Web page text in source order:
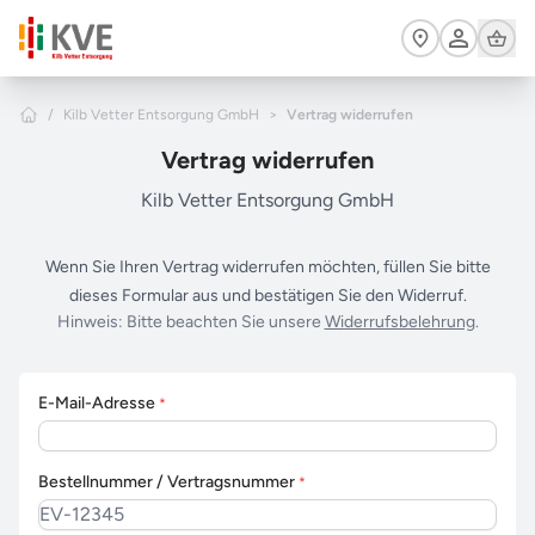
Zum Hauptinhalt springen
Home
Cart
/ Kilb Vetter Entsorgung GmbH > Vertrag widerrufen
Vertrag widerrufen
Kilb Vetter Entsorgung GmbH
Wenn Sie Ihren Vertrag widerrufen möchten, füllen Sie bitte
dieses Formular aus und bestätigen Sie den Widerruf.
Hinweis: Bitte beachten Sie unsere Widerrufsbelehrung.
E-Mail-Adresse *
Bestellnummer / Vertragsnummer *